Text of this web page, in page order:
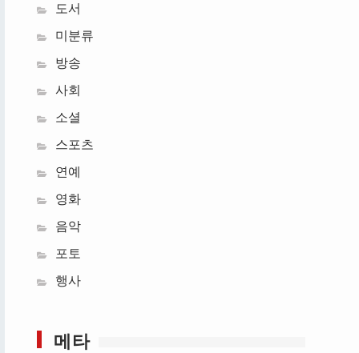
도서
미분류
방송
사회
소셜
스포츠
연예
영화
음악
포토
행사
메타